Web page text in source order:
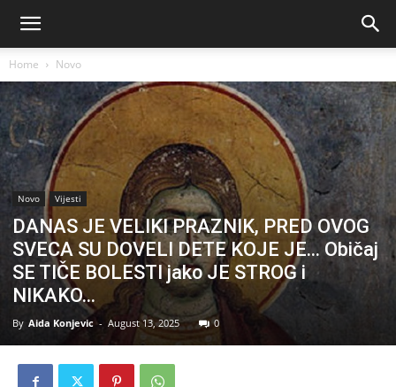
Home Novo
Novo Vijesti
DANAS JE VELIKI PRAZNIK, PRED OVOG
SVECA SU DOVELI DETE KOJE JE… Običaj
SE TIČE BOLESTI jako JE STROG i
NIKAKO…
By Aida Konjevic - August 13, 2025 0